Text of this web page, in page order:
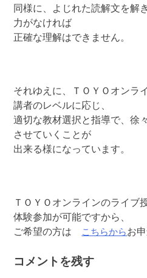
同様に、よじれた読解文を解
力がなければ
正確な理解はできません。
それゆえに、ＴＯＹＯオンラ
講者のレベルに応じ、
適切な教材選択と指導で、徐
させていくことが
出来る様になっています。
ＴＯＹＯオンラインのライブ
体験参加が可能ですから、
ご希望の方は
こちらからお
コメントを残す